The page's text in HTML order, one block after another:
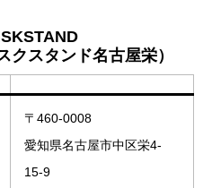
スタンド名古屋栄）
〒460-0008
愛知県名古屋市中区栄4-
15-9